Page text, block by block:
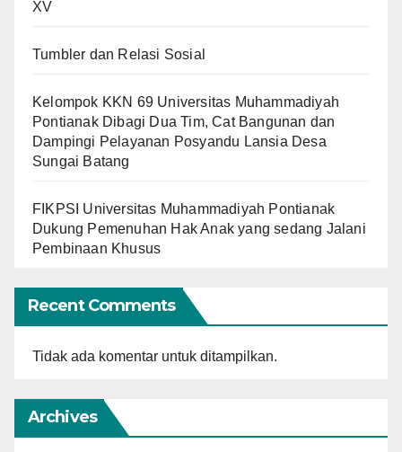
XV
Tumbler dan Relasi Sosial
Kelompok KKN 69 Universitas Muhammadiyah
Pontianak Dibagi Dua Tim, Cat Bangunan dan
Dampingi Pelayanan Posyandu Lansia Desa
Sungai Batang
FIKPSI Universitas Muhammadiyah Pontianak
Dukung Pemenuhan Hak Anak yang sedang Jalani
Pembinaan Khusus
Recent Comments
Tidak ada komentar untuk ditampilkan.
Archives